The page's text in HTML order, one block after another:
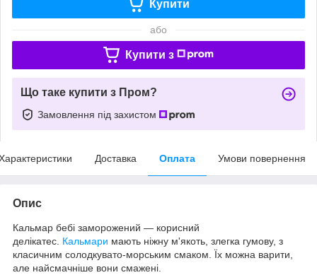
Купити
або
Купити з
Що таке купити з Пром?
Замовлення під захистом
Доставка Оплата Умови повернення
Опис
Кальмар бебі заморожений — корисний
делікатес. Кальмари мають ніжну м'якоть, злегка гумову, з
класичним солодкувато-морським смаком. Їх можна варити,
але найсмачніше вони смажені.